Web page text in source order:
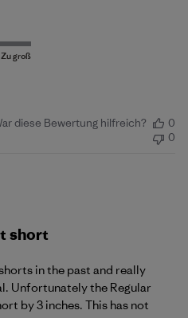
diese Bewertung hilfreich?
0
0
short
in the past and really
Unfortunately the Regular
by 3 inches. This has not